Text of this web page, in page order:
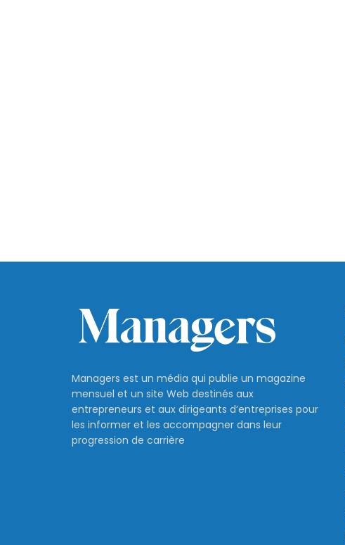
Managers est un média qui publie un magazine
mensuel et un site Web destinés aux
entrepreneurs et aux dirigeants d’entreprises pour
les informer et les accompagner dans leur
progression de carrière